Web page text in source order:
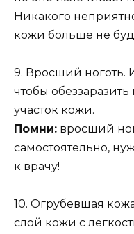
Никакого
кожи больше не
9. Вросший ноготь.
чтобы
участок кожи.
Помни: вросший
самостоятельно,
к врачу!
10. Огрубевшая
слой кожи с